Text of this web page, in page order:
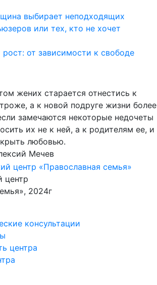
выбирает неподходящих
или тех, кто не хочет
от зависимости к свободе
жених старается отнестись к
а к новой подруге жизни более
замечаются некоторые недочеты
их не к ней, а к родителям ее, и
любовью.
Мечев
центр
2024г
консультации
центра